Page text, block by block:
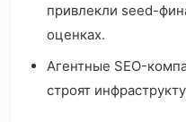
привлекли seed-
оценках.
Агентные SEO-
строят